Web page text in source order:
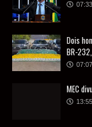
07:33
Dois
BR-
07:07
MEC
13:55